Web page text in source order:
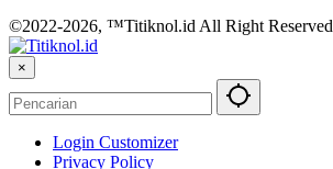
©2022-2026, ™Titiknol.id All Right Reserved
×
Login Customizer
Privacy Policy